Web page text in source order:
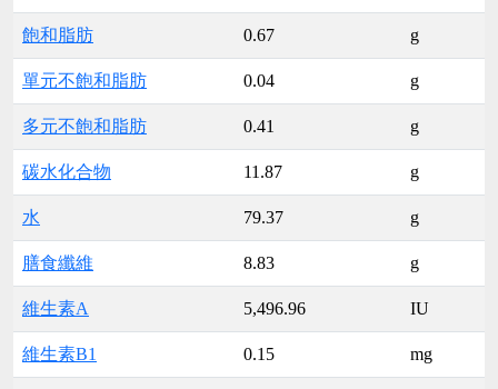
飽和脂肪 0.67 g
單元不飽和脂肪 0.04 g
多元不飽和脂肪 0.41 g
碳水化合物 11.87 g
水 79.37 g
膳食纖維 8.83 g
維生素A 5,496.96 IU
維生素B1 0.15 mg